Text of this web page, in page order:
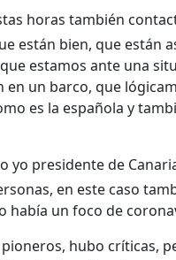
horas también
están bien, que están
estamos ante una
en un barco, que
es la española y
yo presidente de
en este caso
había un foco de
hubo críticas,